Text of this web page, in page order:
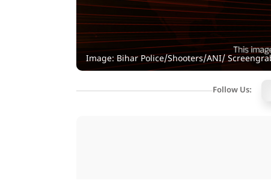
Image: Bihar Police/Shooters/ANI/
Follow Us: